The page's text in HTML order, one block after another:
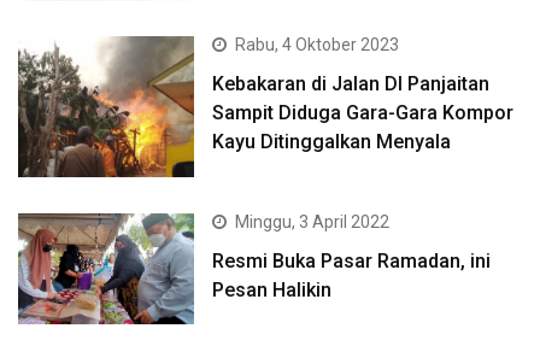
Rabu, 4 Oktober 2023
Kebakaran di Jalan DI Panjaitan
Sampit Diduga Gara-Gara Kompor
Kayu Ditinggalkan Menyala
Minggu, 3 April 2022
Resmi Buka Pasar Ramadan, ini
Pesan Halikin